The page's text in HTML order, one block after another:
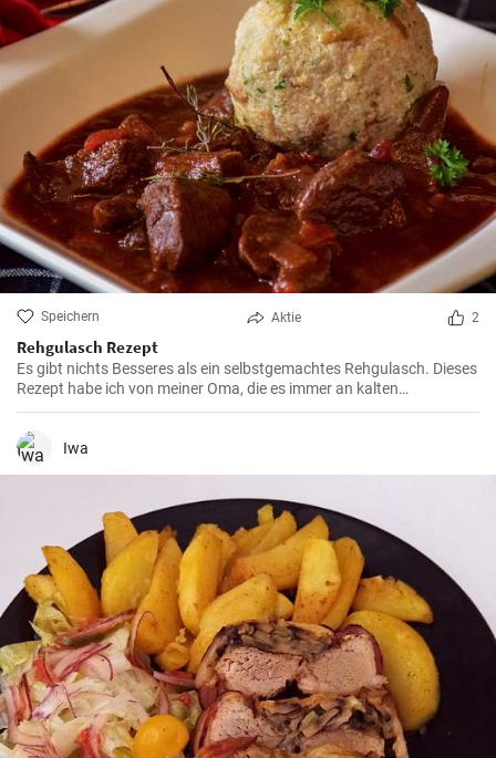
Speichern Aktie 2
Rehgulasch Rezept
Es gibt nichts Besseres als ein selbstgemachtes Rehgulasch. Dieses
Rezept habe ich von meiner Oma, die es immer an kalten
Wintertagen zubereitet hat. Die Schönheit dieses Rezepts liegt in der
Geduld, die man beim langsamen Garen aufbringen muss, damit
sich die Gewürze perfekt entfalten können.
Iwa